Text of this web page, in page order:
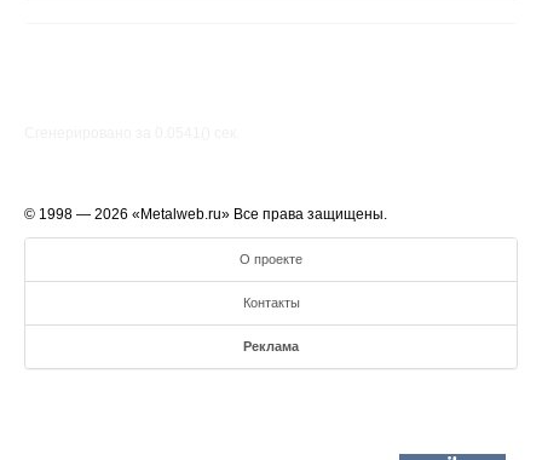
© 1998 — 2026 «Metalweb.ru» Все права защищены.
О проекте
Контакты
Реклама